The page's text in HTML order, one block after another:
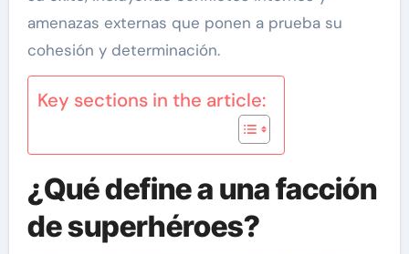
amenazas externas que ponen a prueba su
cohesión y determinación.
Key sections in the article:
¿Qué define a una facción
de superhéroes?